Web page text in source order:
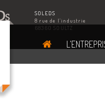
SOLEDS
8 rue de l’industrie
68360 SOULTZ